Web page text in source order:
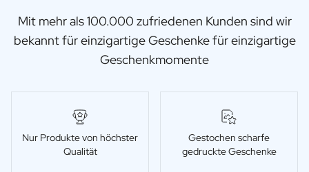
Mit mehr als 100.000 zufriedenen Kunden sind wir
bekannt für einzigartige Geschenke für einzigartige
Geschenkmomente
Nur Produkte von höchster
Qualität
Gestochen scharfe
gedruckte Geschenke